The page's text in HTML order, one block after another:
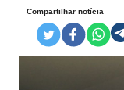
Compartilhar notícia